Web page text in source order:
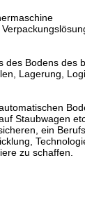
Bodens des
Lagerung,
Staubwagen
ein
zu schaffen.